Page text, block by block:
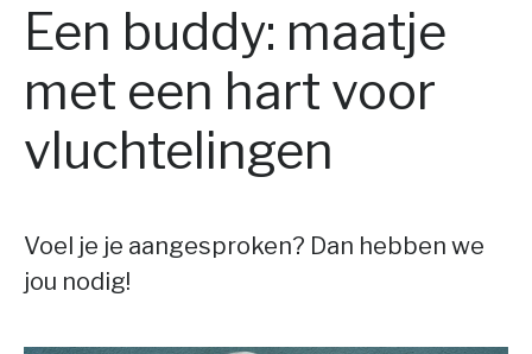
Een buddy: maatje
met een hart voor
vluchtelingen
Voel je je aangesproken? Dan hebben we
jou nodig!